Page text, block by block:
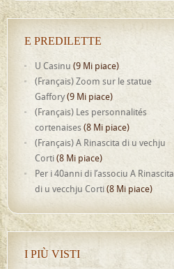
E PREDILETTE
U Casinu (9 Mi piace)
(Français) Zoom sur le statue
Gaffory(9 Mi piace)
(Français) Les personnalités
cortenaises(8 Mi piace)
(Français) A Rinascita di u vechju
Corti(8 Mi piace)
Per i 40anni di l’associu A Rinascita
di u vecchju Corti(8 Mi piace)
I PIÙ VISTI